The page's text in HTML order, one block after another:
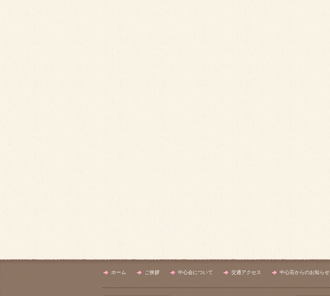
ホーム ご挨拶 中心会について 交通アクセス 中心荘からのお知らせ